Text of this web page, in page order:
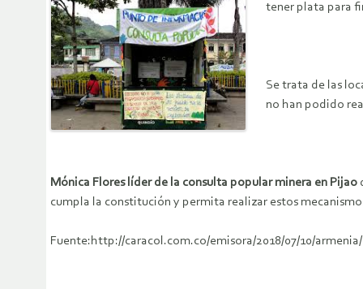
tener plata para
Se trata de las
no han podido
Mónica Flores líder de la consulta popular minera en Pijao
cumpla la constitución y permita realizar estos
Fuente:http://caracol.com.co/emisora/2018/07/10/armenia/